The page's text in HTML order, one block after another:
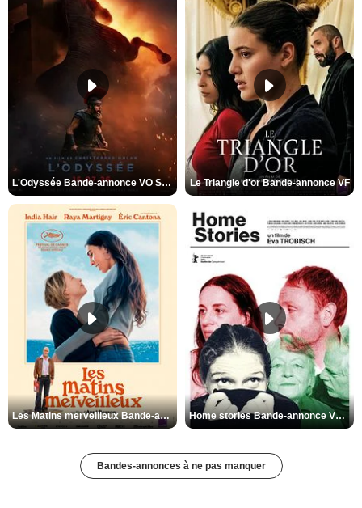
L'Odyssée Bande-annonce VO STFR Le Triangle d'or Bande-annonce VF
Les Matins merveilleux Bande-annonce VF Home stories Bande-annonce VO STFR
Bandes-annonces à ne pas manquer